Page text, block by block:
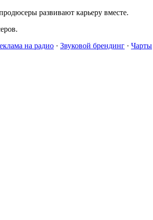
развивают карьеру вместе.
на радио · Звуковой брендинг · Чарты